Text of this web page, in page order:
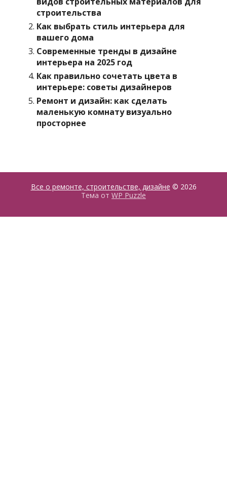
строительства
Как выбрать стиль интерьера для
вашего дома
Современные тренды в дизайне
интерьера на 2025 год
Как правильно сочетать цвета в
интерьере: советы дизайнеров
Ремонт и дизайн: как сделать
маленькую комнату визуально
просторнее
Все о ремонте, строительстве, дизайне © 2026
Тема от WP Puzzle